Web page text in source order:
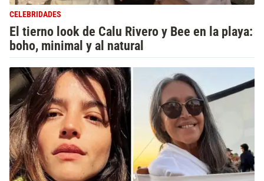
CELEBRIDADES
El tierno look de Calu Rivero y Bee en la playa:
boho, minimal y al natural